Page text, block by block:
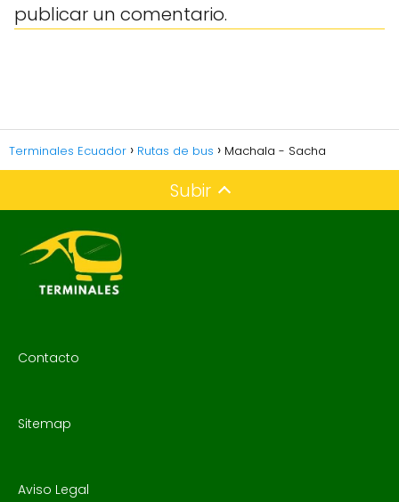
publicar un comentario.
Terminales Ecuador Rutas de bus Machala - Sacha
Subir
Contacto
Sitemap
Aviso Legal